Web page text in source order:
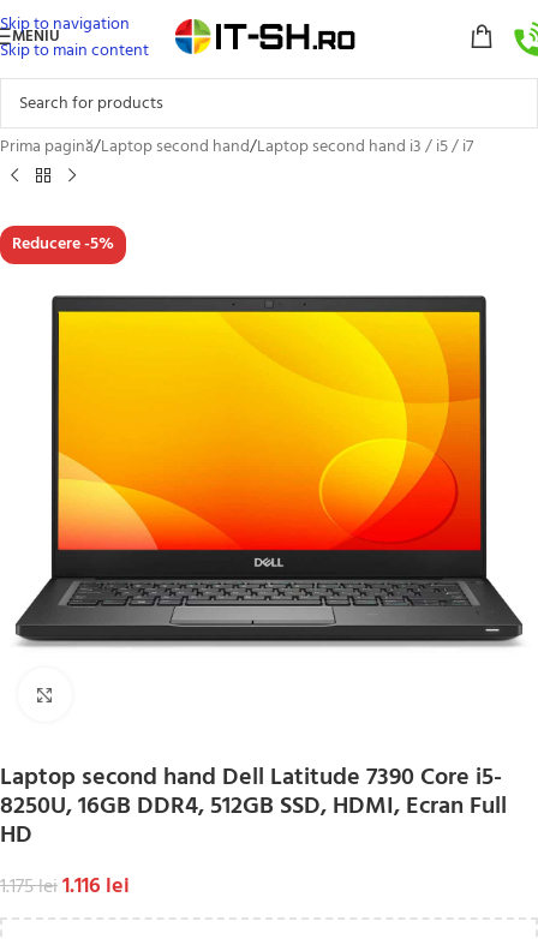
Skip to navigation
Skip to main content
MENIU
Prima pagină/Laptop second hand/Laptop second hand i3 / i5 / i7
Reducere -5%
Laptop second hand Dell Latitude 7390 Core i5-
8250U, 16GB DDR4, 512GB SSD, HDMI, Ecran Full
HD
1.175lei1.116 lei